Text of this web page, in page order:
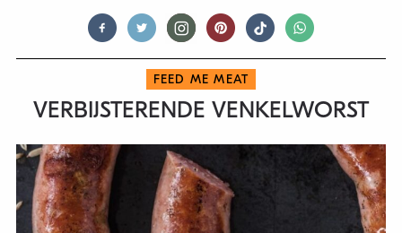
FEED ME MEAT
VERBIJSTERENDE VENKELWORST